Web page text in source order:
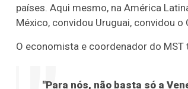
países. Aqui mesmo, na América
México, convidou Uruguai, convidou
O economista e coordenador do
"Para nós, não basta só a